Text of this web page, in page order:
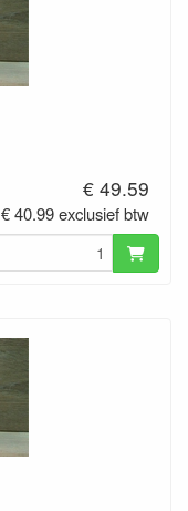
€ 49.59
€ 40.99 exclusief btw